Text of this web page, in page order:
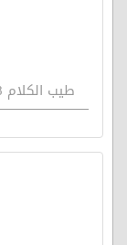
طيب الكلام 518